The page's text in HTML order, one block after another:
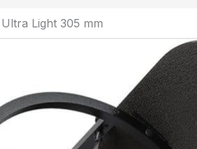
Light 305 mm